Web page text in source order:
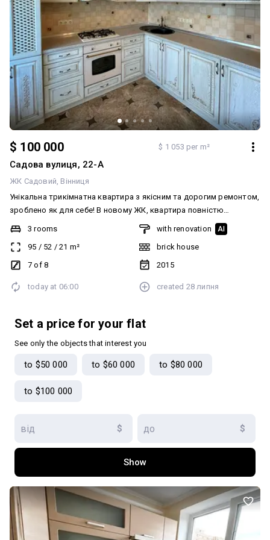
$ 100 000 $ 1 053 per m²
Садова вулиця, 22-А
ЖК Садовий Вінниця
Унікальна трикімнатна квартира з якісним та дорогим ремонтом,
зроблено як для себе! В новому ЖК, квартира повністю
облаштована та готова до заселення! У квартирі є Автономне
газове опалення! що дає змогу не тільки економити на
комунальних платежах, але і бути більш автономним! Квартира
дворівнева, якісні та зручні ясенові сходи. Затишний та тихий
3 rooms
95 / 52 / 21 m²
7 of 8
with renovation AI
brick house
2015
today at 06:00 created 28 липня
Set a price for your flat
See only the objects that interest you
to $50 000 to $60 000 to $80 000
to $100 000
$ $
Show